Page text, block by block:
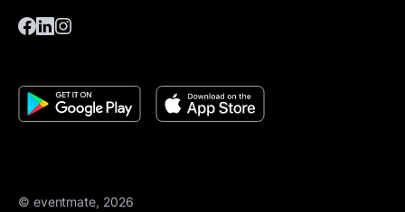
© eventmate, 2026